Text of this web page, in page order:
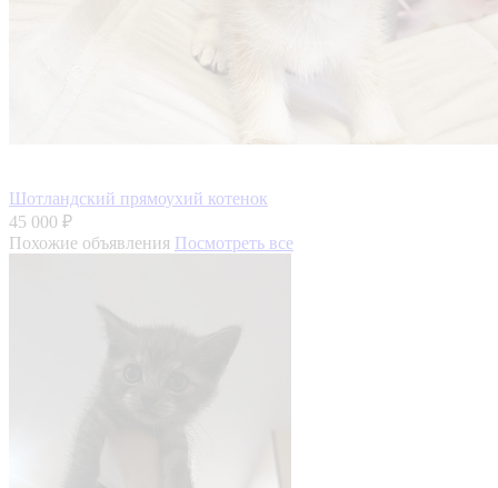
Шотландский прямоухий котенок
45 000 ₽
Похожие объявления Посмотреть все